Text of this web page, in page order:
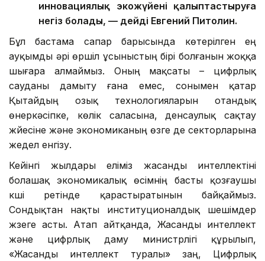
инновациялық экожүйені қалыптастыруға
негіз болады, — дейді Евгений Питолин.
Бұл бастама сапар барысында көтерілген ең
ауқымды әрі өршіл ұсыныстың бірі болғанын жоққа
шығара алмаймыз. Оның мақсаты – цифрлық
сауданы дамыту ғана емес, сонымен қатар
Қытайдың озық технологияларын отандық
өнеркәсіпке, көлік саласына, денсаулық сақтау
жүйесіне және экономиканың өзге де секторларына
жедел енгізу.
Кейінгі жылдары еліміз жасанды интеллектіні
болашақ экономикалық өсімнің басты қозғаушы
күші ретінде қарастыратынын байқаймыз.
Сондықтан нақты институционалдық шешімдер
жүзеге асты. Атап айтқанда, Жасанды интеллект
және цифрлық даму министрлігі құрылып,
«Жасанды интеллект туралы» заң, Цифрлық